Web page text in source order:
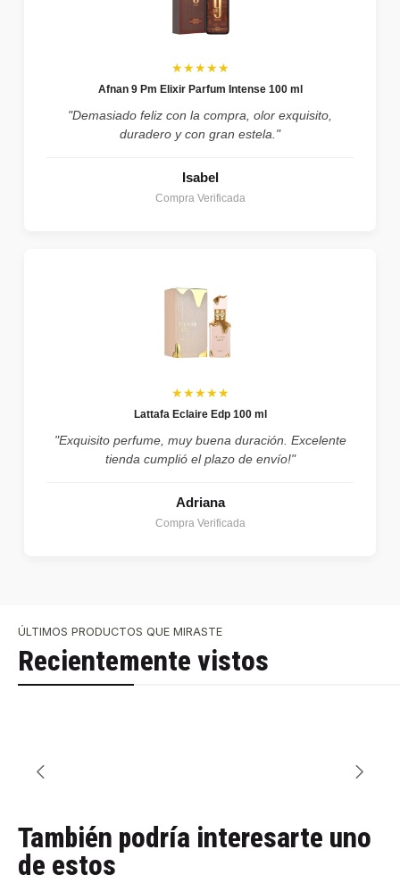
★★★★★
Afnan 9 Pm Elixir Parfum Intense 100 ml
"Demasiado feliz con la compra, olor exquisito,
duradero y con gran estela."
Isabel
Compra Verificada
★★★★★
Lattafa Eclaire Edp 100 ml
"Exquisito perfume, muy buena duración. Excelente
tienda cumplió el plazo de envío!"
Adriana
Compra Verificada
ÚLTIMOS PRODUCTOS QUE MIRASTE
Recientemente vistos
También podría interesarte uno
de estos